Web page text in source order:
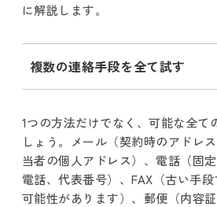
に解説します。
複数の連絡手段を全て試す
1つの方法だけでなく、可能な全て
しょう。メール（契約時のアドレ
当者の個人アドレス）、電話（固
電話、代表番号）、FAX（古い手
可能性があります）、郵便（内容